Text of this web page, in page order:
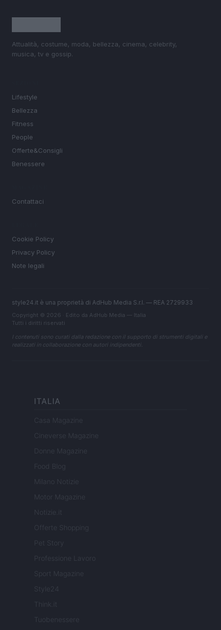
Attualità, costume, moda, bellezza, cinema, celebrity,
musica, tv e gossip.
Lifestyle
Bellezza
Fitness
People
Offerte&Consigli
Benessere
Contattaci
Cookie Policy
Privacy Policy
Note legali
style24.it è una proprietà di AdHub Media S.r.l. — REA 2729933
Copyright © 2026 · Edito da AdHub Media — Italia
Tutti i diritti riservati
I contenuti sono curati dalla redazione con il supporto di strumenti digitali e
realizzati in collaborazione con autori indipendenti.
ITALIA
Casa Magazine
Cineverse Magazine
Donne Magazine
Food Blog
Milano Notizie
Motor Magazine
Notizie.it
Offerte Shopping
Pet Story
Professione Lavoro
Sport Magazine
Style24
Think.it
Tuobenessere